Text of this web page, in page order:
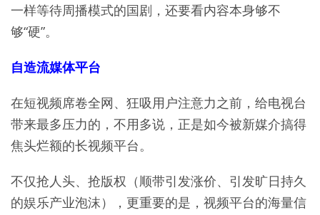
一样等待周播模式的国剧，还要看内容本身够不
够“硬”。
自造流媒体平台
在短视频席卷全网、狂吸用户注意力之前，给电视台
带来最多压力的，不用多说，正是如今被新媒介搞得
焦头烂额的长视频平台。
不仅抢人头、抢版权（顺带引发涨价、引发旷日持久
的娱乐产业泡沫），更重要的是，视频平台的海量信